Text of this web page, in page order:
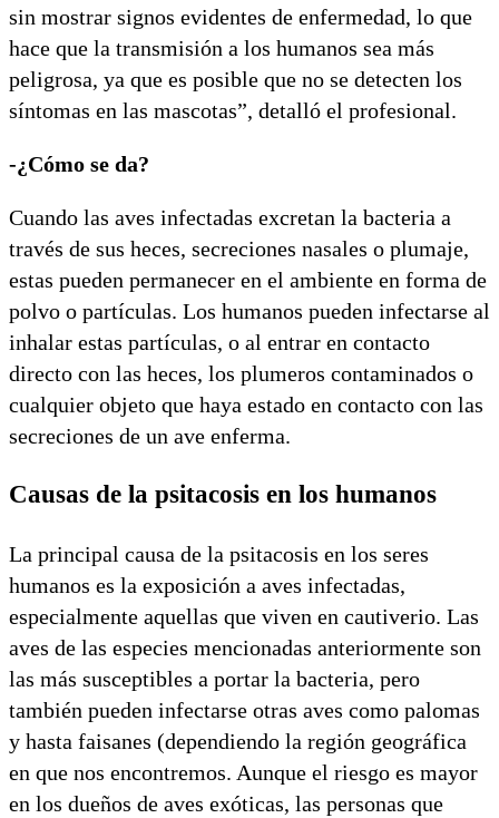
sin mostrar signos evidentes de enfermedad, lo que
hace que la transmisión a los humanos sea más
peligrosa, ya que es posible que no se detecten los
síntomas en las mascotas”, detalló el profesional.
-¿Cómo se da?
Cuando las aves infectadas excretan la bacteria a
través de sus heces, secreciones nasales o plumaje,
estas pueden permanecer en el ambiente en forma de
polvo o partículas. Los humanos pueden infectarse al
inhalar estas partículas, o al entrar en contacto
directo con las heces, los plumeros contaminados o
cualquier objeto que haya estado en contacto con las
secreciones de un ave enferma.
Causas de la psitacosis en los humanos
La principal causa de la psitacosis en los seres
humanos es la exposición a aves infectadas,
especialmente aquellas que viven en cautiverio. Las
aves de las especies mencionadas anteriormente son
las más susceptibles a portar la bacteria, pero
también pueden infectarse otras aves como palomas
y hasta faisanes (dependiendo la región geográfica
en que nos encontremos. Aunque el riesgo es mayor
en los dueños de aves exóticas, las personas que